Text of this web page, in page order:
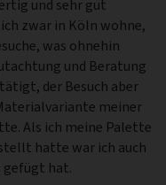
und sehr gut
zwar in Köln wohne,
was ohnehin
und Beratung
der Besuch aber
meiner
Als ich meine Palette
hatte war ich auch
gefügt hat.